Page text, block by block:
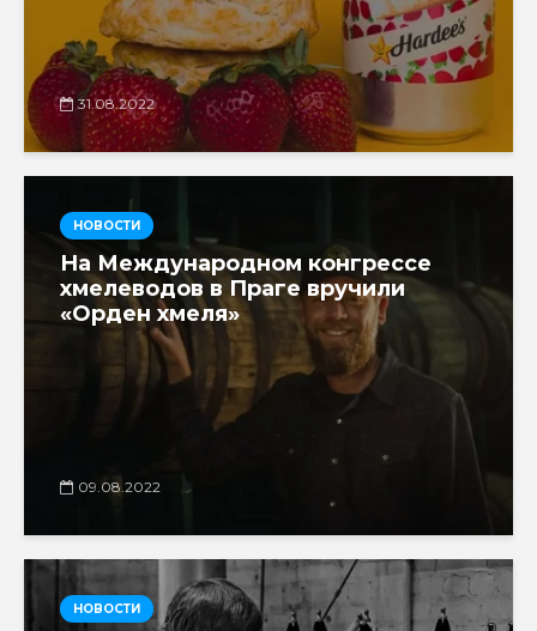
31.08.2022
НОВОСТИ
На Международном конгрессе
хмелеводов в Праге вручили
«Орден хмеля»
09.08.2022
НОВОСТИ